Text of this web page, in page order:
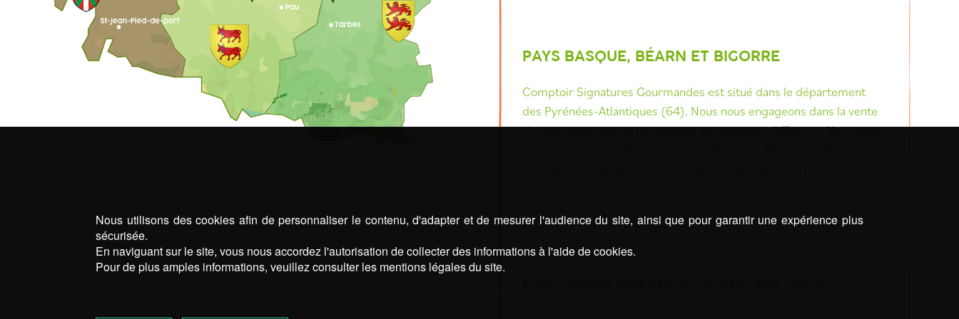
PAYS BASQUE, BÉARN ET BIGORRE
Comptoir Signatures Gourmandes est situé dans le département
des Pyrénées-Atlantiques (64). Nous nous engageons dans la vente
directe entre vous et nos artisans producteurs /affineurs. Nos zones
Nous utilisons des cookies afin de personnaliser le contenu, d'adapter et de mesurer l'audience du site, ainsi que pour garantir une expérience plus
sécurisée.
En naviguant sur le site, vous nous accordez l'autorisation de collecter des informations à l'aide de cookies.
Pour de plus amples informations, veuillez consulter les mentions légales du site.